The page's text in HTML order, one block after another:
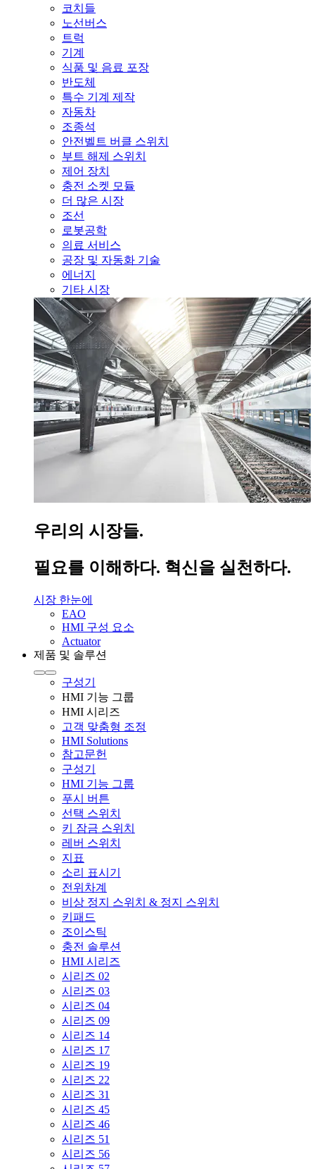
코치들
노선버스
트럭
기계
식품 및 음료 포장
반도체
특수 기계 제작
자동차
조종석
안전벨트 버클 스위치
부트 해제 스위치
제어 장치
충전 소켓 모듈
더 많은 시장
조선
로봇공학
의료 서비스
공장 및 자동화 기술
에너지
기타 시장
우리의 시장들.
필요를 이해하다. 혁신을 실천하다.
시장 한눈에
EAO
HMI 구성 요소
Actuator
제품 및 솔루션
구성기
HMI 기능 그룹
HMI 시리즈
고객 맞춤형 조정
HMI Solutions
참고문헌
구성기
HMI 기능 그룹
푸시 버튼
선택 스위치
키 잠금 스위치
레버 스위치
지표
소리 표시기
전위차계
비상 정지 스위치 & 정지 스위치
키패드
조이스틱
충전 솔루션
HMI 시리즈
시리즈 02
시리즈 03
시리즈 04
시리즈 09
시리즈 14
시리즈 17
시리즈 19
시리즈 22
시리즈 31
시리즈 45
시리즈 46
시리즈 51
시리즈 56